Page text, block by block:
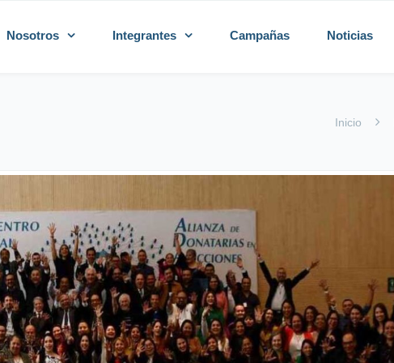
Nosotros Integrantes Campañas Noticias
Inicio